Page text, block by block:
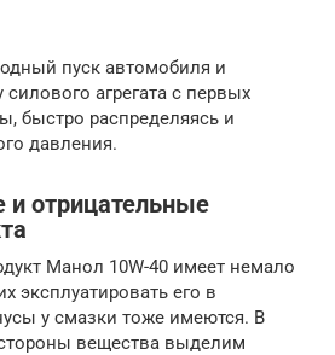
пуск автомобиля и
агрегата с первых
быстро распределяясь и
давления.
отрицательные
Манол 10W-40 имеет немало
эксплуатировать его в
у смазки тоже имеются. В
вещества выделим